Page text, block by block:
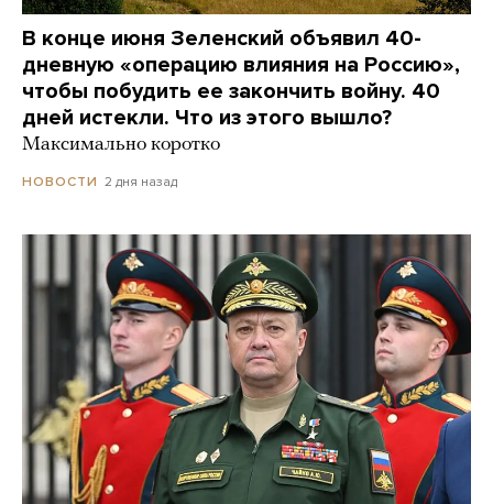
В конце июня Зеленский объявил 40-
дневную «операцию влияния на Россию»,
чтобы побудить ее закончить войну. 40
дней истекли. Что из этого вышло?
Максимально коротко
НОВОСТИ 2 дня назад